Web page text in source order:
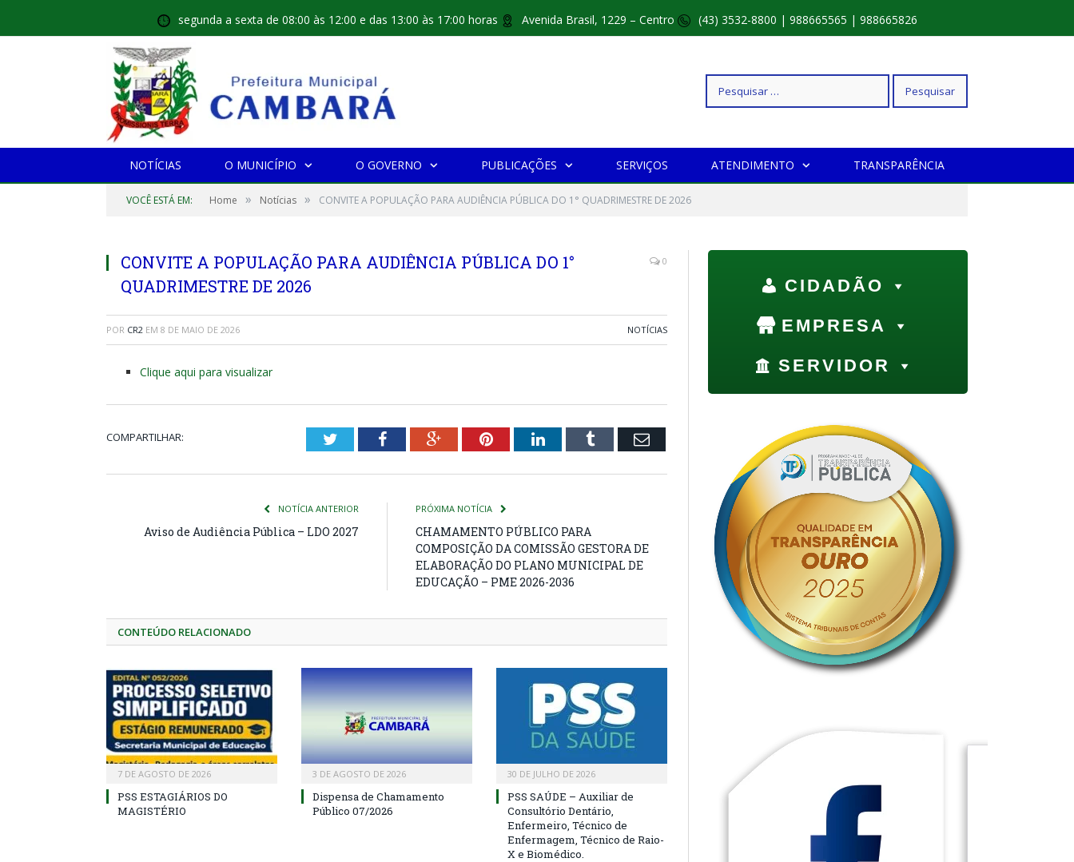
segunda a sexta de 08:00 às 12:00 e das 13:00 às 17:00 horas Avenida Brasil, 1229 – Centro (43) 3532-8800 | 988665565 | 988665826
Pesquisar
NOTÍCIAS O MUNICÍPIO O GOVERNO PUBLICAÇÕES SERVIÇOS ATENDIMENTO TRANSPARÊNCIA
VOCÊ ESTÁ EM: Home » Notícias » CONVITE A POPULAÇÃO PARA AUDIÊNCIA PÚBLICA DO 1° QUADRIMESTRE DE 2026
CONVITE A POPULAÇÃO PARA AUDIÊNCIA PÚBLICA DO 1°
QUADRIMESTRE DE 2026
0
POR CR2 EM 8 DE MAIO DE 2026 NOTÍCIAS
Clique aqui para visualizar
COMPARTILHAR: TwitterFacebookGoogle+PinterestLinkedInTumblr Email
NOTÍCIA ANTERIOR
Aviso de Audiência Pública – LDO 2027
PRÓXIMA NOTÍCIA
CHAMAMENTO PÚBLICO PARA
COMPOSIÇÃO DA COMISSÃO GESTORA DE
ELABORAÇÃO DO PLANO MUNICIPAL DE
EDUCAÇÃO – PME 2026-2036
CONTEÚDO RELACIONADO
7 DE AGOSTO DE 2026
PSS ESTAGIÁRIOS DO
MAGISTÉRIO
3 DE AGOSTO DE 2026
Dispensa de Chamamento
Público 07/2026
30 DE JULHO DE 2026
PSS SAÚDE – Auxiliar de
Consultório Dentário,
Enfermeiro, Técnico de
Enfermagem, Técnico de Raio-
X e Biomédico.
CIDADÃO
EMPRESA
SERVIDOR